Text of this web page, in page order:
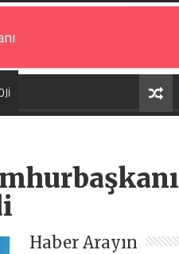
Haber Arayın